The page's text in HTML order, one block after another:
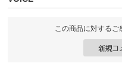
この商品に対するご